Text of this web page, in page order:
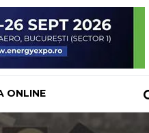
ONLINE